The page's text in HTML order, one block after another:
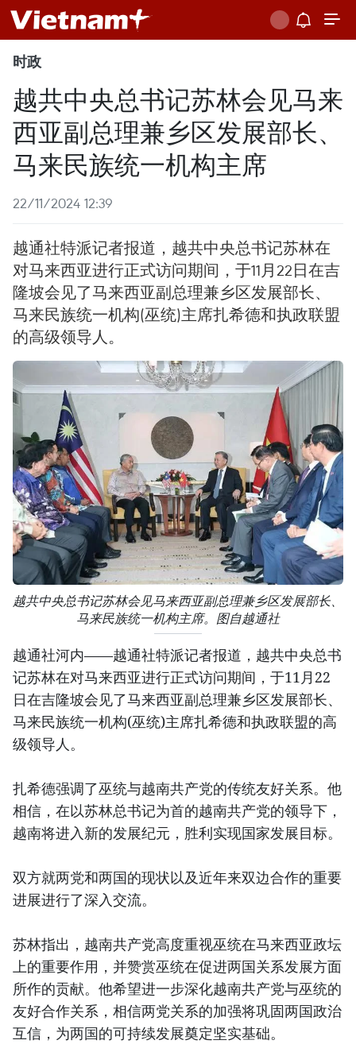
时政
越共中央总书记苏林会见马来
西亚副总理兼乡区发展部长、
马来民族统一机构主席
22/11/2024 12:39
越通社特派记者报道，越共中央总书记苏林在
对马来西亚进行正式访问期间，于11月22日在吉
隆坡会见了马来西亚副总理兼乡区发展部长、
马来民族统一机构(巫统)主席扎希德和执政联盟
的高级领导人。
越共中央总书记苏林会见马来西亚副总理兼乡区发展部长、
马来民族统一机构主席。图自越通社
越通社河内——越通社特派记者报道，越共中央总书
记苏林在对马来西亚进行正式访问期间，于11月22
日在吉隆坡会见了马来西亚副总理兼乡区发展部长、
马来民族统一机构(巫统)主席扎希德和执政联盟的高
级领导人。
扎希德强调了巫统与越南共产党的传统友好关系。他
相信，在以苏林总书记为首的越南共产党的领导下，
越南将进入新的发展纪元，胜利实现国家发展目标。
双方就两党和两国的现状以及近年来双边合作的重要
进展进行了深入交流。
苏林指出，越南共产党高度重视巫统在马来西亚政坛
上的重要作用，并赞赏巫统在促进两国关系发展方面
所作的贡献。他希望进一步深化越南共产党与巫统的
友好合作关系，相信两党关系的加强将巩固两国政治
互信，为两国的可持续发展奠定坚实基础。